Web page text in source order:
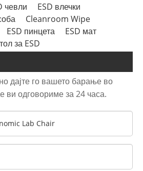
чевли
ESD влечки
Cleanroom Wipe
ESD пинцета
ESD мат
за ESD
дајте го вашето барање во
ви одговориме за 24 часа.